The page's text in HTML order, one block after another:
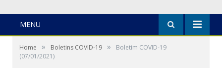
MENU
Home » Boletins COVID-19 »
Boletim COVID-19
(07/01/2021)